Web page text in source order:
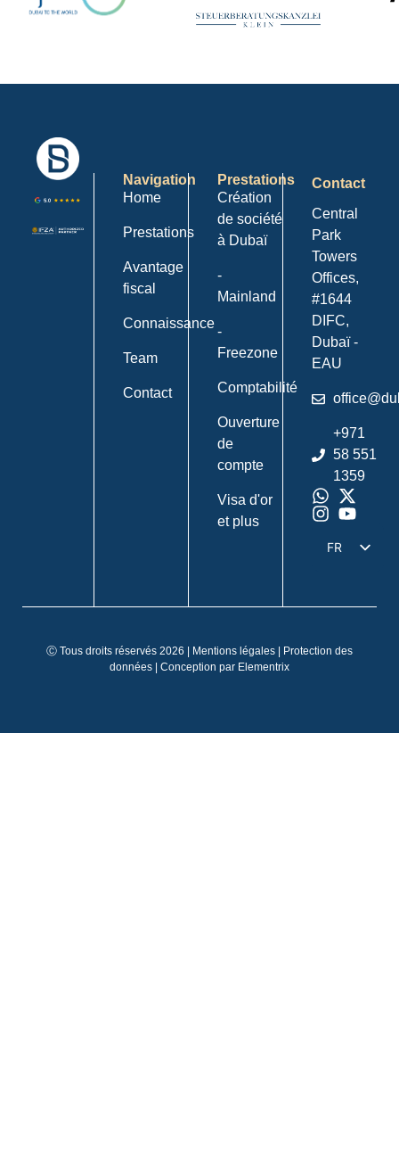
Navigation
Home
Prestations
Avantage
fiscal
Connaissance
Team
Contact
Prestations
Création
de société
à Dubaï
-
Mainland
-
Freezone
Comptabilité
Ouverture
de
compte
Visa d'or
et plus
Contact
Central
Park
Towers
Offices,
#1644
DIFC,
Dubaï -
EAU
+971
58 551
1359
FR
EN
Ⓒ Tous droits réservés 2026 | Mentions légales
Protection des
données | Conception par Elementrix